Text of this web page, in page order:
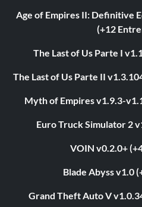
Age of Empires II: Definitive
(+12
The Last of Us Parte I
The Last of Us Parte II
Myth of Empires v1.9.3-
Euro Truck Simulator 2
VOIN v0.2.0+
Blade Abyss v1.0
Grand Theft Auto V